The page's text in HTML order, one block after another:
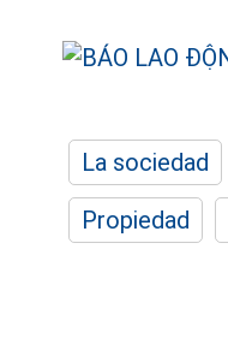
La sociedad
Propiedad